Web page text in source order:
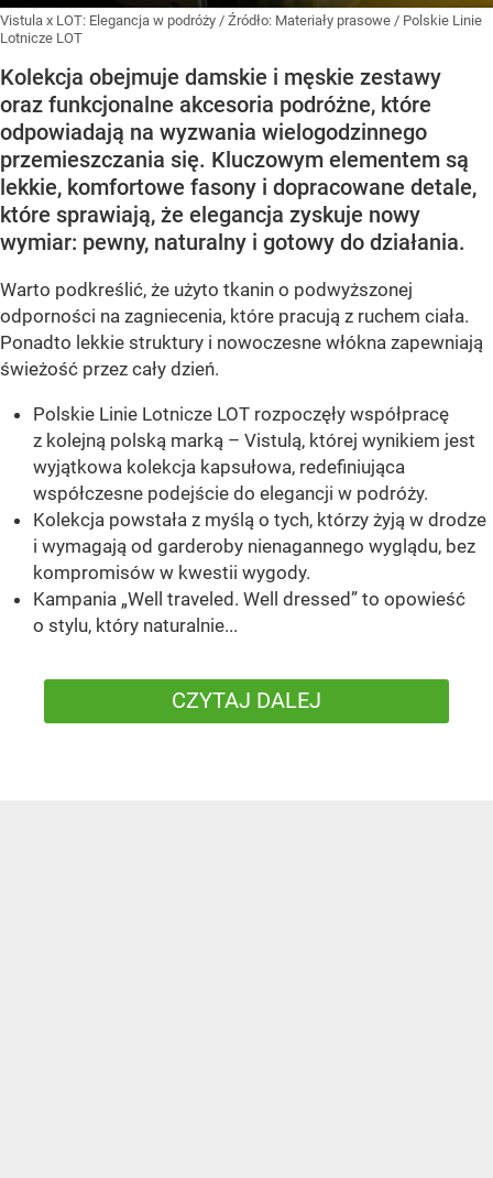
Vistula x LOT: Elegancja w podróży / Źródło: Materiały prasowe / Polskie Linie
Lotnicze LOT
Kolekcja obejmuje damskie i męskie zestawy
oraz funkcjonalne akcesoria podróżne, które
odpowiadają na wyzwania wielogodzinnego
przemieszczania się. Kluczowym elementem są
lekkie, komfortowe fasony i dopracowane detale,
które sprawiają, że elegancja zyskuje nowy
wymiar: pewny, naturalny i gotowy do działania.
Warto podkreślić, że użyto tkanin o podwyższonej
odporności na zagniecenia, które pracują z ruchem ciała.
Ponadto lekkie struktury i nowoczesne włókna zapewniają
świeżość przez cały dzień.
Polskie Linie Lotnicze LOT rozpoczęły współpracę
z kolejną polską marką – Vistulą, której wynikiem jest
wyjątkowa kolekcja kapsułowa, redefiniująca
współczesne podejście do elegancji w podróży.
Kolekcja powstała z myślą o tych, którzy żyją w drodze
i wymagają od garderoby nienagannego wyglądu, bez
kompromisów w kwestii wygody.
Kampania „Well traveled. Well dressed” to opowieść
o stylu, który naturalnie...
CZYTAJ DALEJ